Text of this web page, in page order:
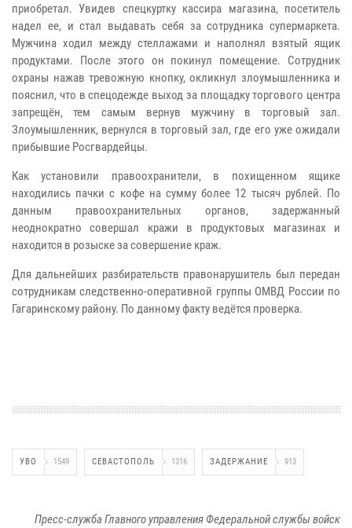
приобретал. Увидев спецкуртку кассира магазина, посетитель
надел ее, и стал выдавать себя за сотрудника супермаркета.
Мужчина ходил между стеллажами и наполнял взятый ящик
продуктами. После этого он покинул помещение. Сотрудник
охраны нажав тревожную кнопку, окликнул злоумышленника и
пояснил, что в спецодежде выход за площадку торгового центра
запрещён, тем самым вернув мужчину в торговый зал.
Злоумышленник, вернулся в торговый зал, где его уже ожидали
прибывшие Росгвардейцы.
Как установили правоохранители, в похищенном ящике
находились пачки с кофе на сумму более 12 тысяч рублей. По
данным правоохранительных органов, задержанный
неоднократно совершал кражи в продуктовых магазинах и
находится в розыске за совершение краж.
Для дальнейших разбирательств правонарушитель был передан
сотрудникам следственно-оперативной группы ОМВД России по
Гагаринскому району. По данному факту ведётся проверка.
УВО 1549 СЕВАСТОПОЛЬ 1316 ЗАДЕРЖАНИЕ 913
Пресс-служба Главного управления Федеральной службы войск